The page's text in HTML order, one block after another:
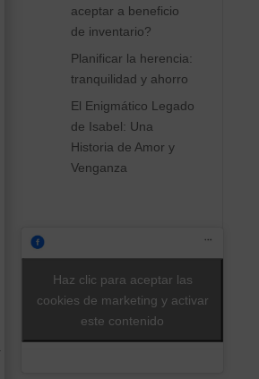
aceptar a beneficio
de inventario?
Planificar la herencia:
tranquilidad y ahorro
El Enigmático Legado
de Isabel: Una
Historia de Amor y
Venganza
Haz clic para aceptar las
cookies de marketing y activar
este contenido